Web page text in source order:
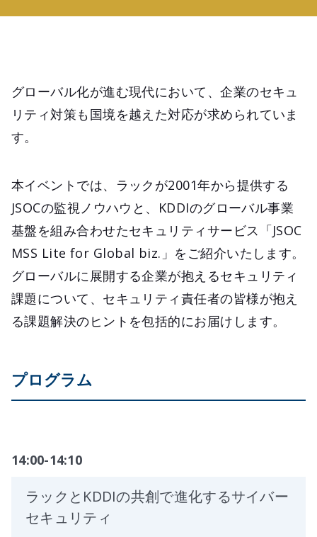
グローバル化が進む現代において、企業のセキュ
リティ対策も国境を越えた対応が求められていま
す。
本イベントでは、ラックが2001年から提供する
JSOCの監視ノウハウと、KDDIのグローバル事業
基盤を組み合わせたセキュリティサービス「JSOC
MSS Lite for Global biz.」をご紹介いたします。
グローバルに展開する企業が抱えるセキュリティ
課題について、セキュリティ責任者の皆様が抱え
る課題解決のヒントを包括的にお届けします。
プログラム
14:00-14:10
ラックとKDDIの共創で進化するサイバー
セキュリティ